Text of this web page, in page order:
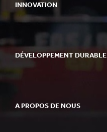
INNOVATION
DÉVELOPPEMENT DURABLE
A PROPOS DE NOUS